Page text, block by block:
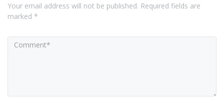
Your email address will not be published. Required fields are
marked *